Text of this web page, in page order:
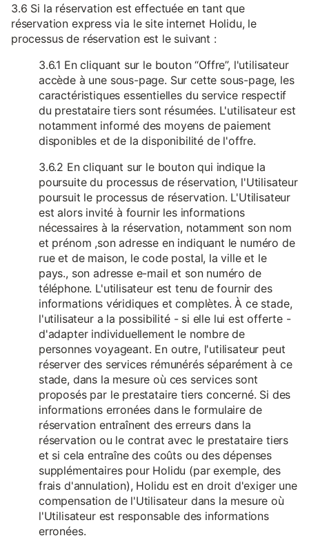
3.6 Si la réservation est effectuée en tant que
réservation express via le site internet Holidu, le
processus de réservation est le suivant :
3.6.1 En cliquant sur le bouton “Offre”, l'utilisateur
accède à une sous-page. Sur cette sous-page, les
caractéristiques essentielles du service respectif
du prestataire tiers sont résumées. L'utilisateur est
notamment informé des moyens de paiement
disponibles et de la disponibilité de l'offre.
3.6.2 En cliquant sur le bouton qui indique la
poursuite du processus de réservation, l'Utilisateur
poursuit le processus de réservation. L'Utilisateur
est alors invité à fournir les informations
nécessaires à la réservation, notamment son nom
et prénom ,son adresse en indiquant le numéro de
rue et de maison, le code postal, la ville et le
pays., son adresse e-mail et son numéro de
téléphone. L'utilisateur est tenu de fournir des
informations véridiques et complètes. À ce stade,
l'utilisateur a la possibilité - si elle lui est offerte -
d'adapter individuellement le nombre de
personnes voyageant. En outre, l'utilisateur peut
réserver des services rémunérés séparément à ce
stade, dans la mesure où ces services sont
proposés par le prestataire tiers concerné. Si des
informations erronées dans le formulaire de
réservation entraînent des erreurs dans la
réservation ou le contrat avec le prestataire tiers
et si cela entraîne des coûts ou des dépenses
supplémentaires pour Holidu (par exemple, des
frais d'annulation), Holidu est en droit d'exiger une
compensation de l'Utilisateur dans la mesure où
l'Utilisateur est responsable des informations
erronées.